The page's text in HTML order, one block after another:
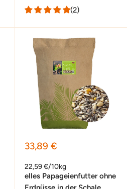
(2)
Sonderpreis
33,89 €
22,59 €/10kg
elles Papageienfutter ohne